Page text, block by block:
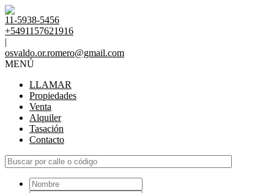
11-5938-5456
+5491157621916
|
osvaldo.or.romero@gmail.com
MENÚ
LLAMAR
Propiedades
Venta
Alquiler
Tasación
Contacto